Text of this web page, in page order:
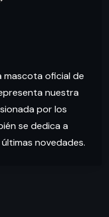
mascota oficial de
nuestra
por los
se dedica a
novedades.